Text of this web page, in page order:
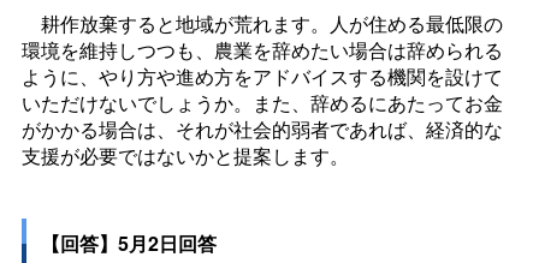
耕作放棄すると地域が荒れます。人が住める最低限の
環境を維持しつつも、農業を辞めたい場合は辞められる
ように、やり方や進め方をアドバイスする機関を設けて
いただけないでしょうか。また、辞めるにあたってお金
がかかる場合は、それが社会的弱者であれば、経済的な
支援が必要ではないかと提案します。
【回答】5月2日回答